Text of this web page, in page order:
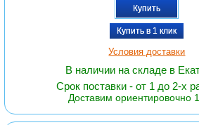
Купить
Купить в 1 клик
Условия доставки
В наличии на складе в
Срок поставки - от 1 до 2-х
Доставим ориентировочно